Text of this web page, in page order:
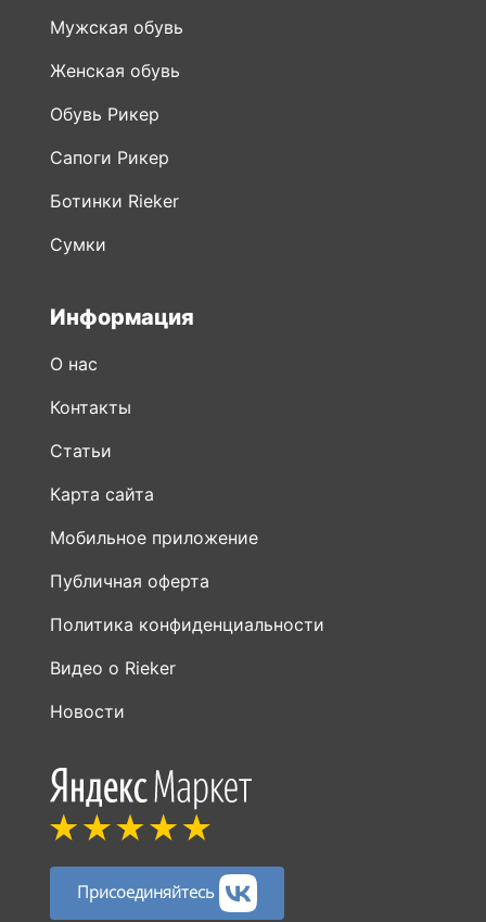
Мужская обувь
Женская обувь
Обувь Рикер
Сапоги Рикер
Ботинки Rieker
Сумки
Информация
О нас
Контакты
Статьи
Карта сайта
Мобильное приложение
Публичная оферта
Политика конфиденциальности
Видео о Rieker
Новости
Присоединяйтесь